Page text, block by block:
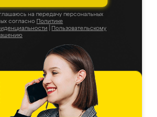
на передачу персональных
согласно Политике
Пользовательскому